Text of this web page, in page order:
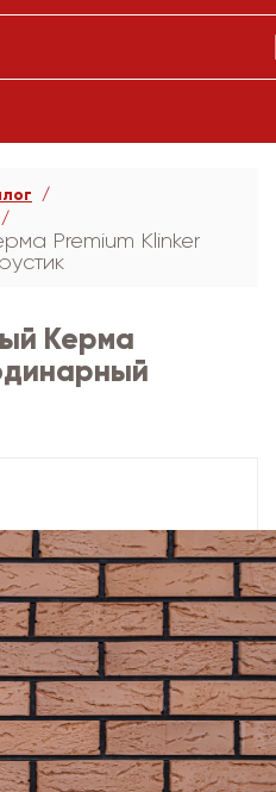
Premium Klinker
Керма